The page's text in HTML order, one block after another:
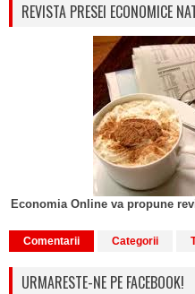
REVISTA PRESEI ECONOMICE
Economia Online va propune
Comentarii Categorii
URMARESTE-NE PE FACEBOOK!